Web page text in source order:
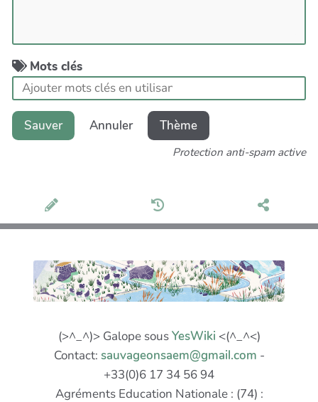
Mots clés
Sauver Annuler Thème
Protection anti-spam active
(>^_^)> Galope sousYesWiki <(^_^<)
Contact: sauvageonsaem@gmail.com -
+33(0)6 17 34 56 94
Agréments Education Nationale : (74) :